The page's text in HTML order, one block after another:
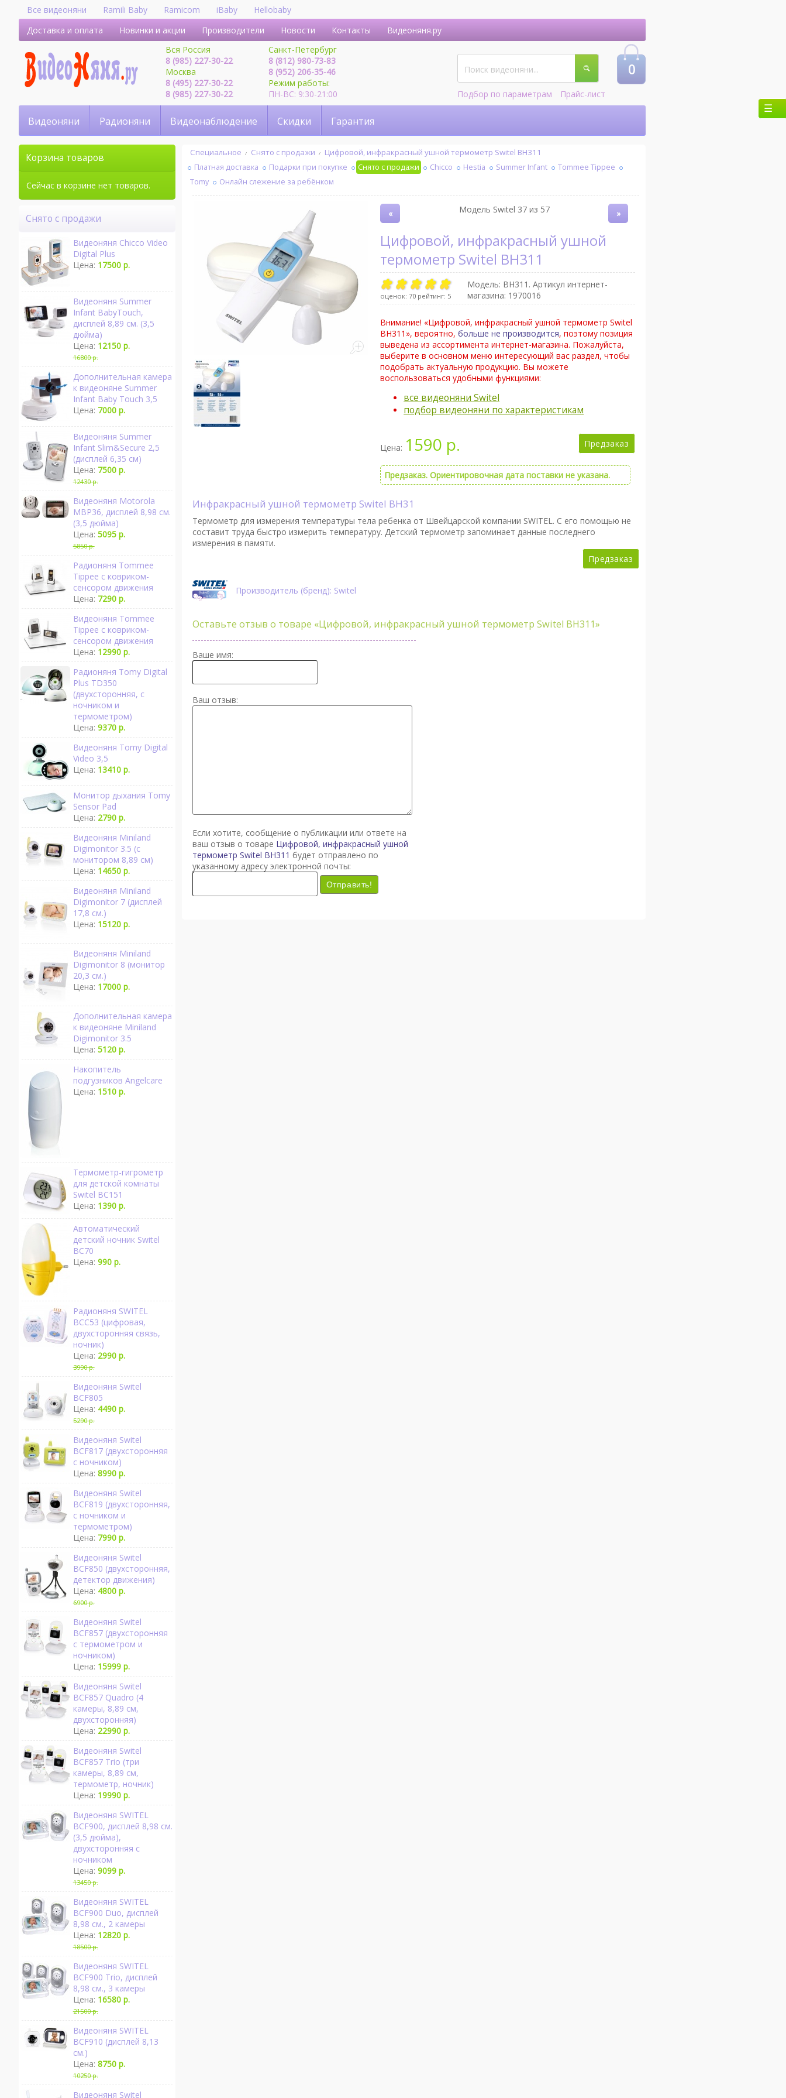
Все видеоняни Ramili Baby Ramicom iBaby
Hellobaby
Доставка и оплата
Новинки и акции Производители Новости Контакты
Видеоняня.ру
Вся Россия
8 (985) 227-30-22
Москва
8 (495) 227-30-22
8 (985) 227-30-22
Санкт-Петербург
8 (812) 980-73-83
8 (952) 206-35-46
Режим работы:
ПН-ВС: 9:30-21:00
Подбор по параметрам Прайс-лист
0
Видеоняни Радионяни Видеонаблюдение Скидки Гарантия
Специальное Снято с продажи Цифровой, инфракрасный ушной термометр Switel BH311
Платная доставка Подарки при покупке Снято с продажи Chicco Hestia Summer Infant
Tommee Tippee
Tomy
Онлайн слежение за ребёнком
« Модель Switel 37 из 57 »
Цифровой, инфракрасный ушной
термометр Switel BH311
оценок:70 рейтинг: 5
Модель: BH311 . Артикул интернет-
магазина: 1970016
Внимание! «Цифровой, инфракрасный ушной термометр Switel
BH311», вероятно,больше не производится, поэтому позиция
выведена из ассортимента интернет-магазина. Пожалуйста,
выберите в основном меню интересующий вас раздел, чтобы
подобрать актуальную продукцию. Вы можете
воспользоваться удобными функциями:
все видеоняни Switel
подбор видеоняни по характеристикам
Цена: 1590 р. Предзаказ
Предзаказ. Ориентировочная дата поставки не указана.
Инфракрасный ушной термометр Switel BH31
Термометр для измерения температуры тела ребенка от Швейцарской компании SWITEL. С его помощью не
составит труда быстро измерить температуру. Детский термометр запоминает данные последнего
измерения в памяти.
Предзаказ
Производитель (бренд): Switel
Оставьте отзыв о товаре «Цифровой, инфракрасный ушной термометр Switel BH311»
Ваше имя:
Ваш отзыв:
Если хотите, сообщение о публикации или ответе на
ваш отзыв о товаре Цифровой, инфракрасный ушной
термометр Switel BH311 будет отправлено по
указанному адресу электронной почты:
Отправить!
Корзина товаров
Сейчас в корзине нет товаров.
Снято с продажи
Видеоняня Chicco Video
Digital Plus
Цена: 17500 р.
Видеоняня Summer
Infant BabyTouch,
дисплей 8,89 см. (3,5
дюйма)
Цена: 12150 р.
16800 р.
Дополнительная камера
к видеоняне Summer
Infant Baby Touch 3,5
Цена: 7000 р.
Видеоняня Summer
Infant Slim&Secure 2,5
(дисплей 6,35 см)
Цена: 7500 р.
12430 р.
Видеоняня Motorola
MBP36, дисплей 8,98 см.
(3,5 дюйма)
Цена: 5095 р.
5850 р.
Радионяня Tommee
Tippee с ковриком-
сенсором движения
Цена: 7290 р.
Видеоняня Tommee
Tippee с ковриком-
сенсором движения
Цена: 12990 р.
Радионяня Tomy Digital
Plus TD350
(двухсторонняя, с
ночником и
термометром)
Цена: 9370 р.
Видеоняня Tomy Digital
Video 3,5
Цена: 13410 р.
Монитор дыхания Tomy
Sensor Pad
Цена: 2790 р.
Видеоняня Miniland
Digimonitor 3.5 (с
монитором 8,89 см)
Цена: 14650 р.
Видеоняня Miniland
Digimonitor 7 (дисплей
17,8 см.)
Цена: 15120 р.
Видеоняня Miniland
Digimonitor 8 (монитор
20,3 см.)
Цена: 17000 р.
Дополнительная камера
к видеоняне Miniland
Digimonitor 3.5
Цена: 5120 р.
Накопитель
подгузников Angelcare
Цена: 1510 р.
Термометр-гигрометр
для детской комнаты
Switel BC151
Цена: 1390 р.
Автоматический
детский ночник Switel
BC70
Цена: 990 р.
Радионяня SWITEL
BCC53 (цифровая,
двухсторонняя связь,
ночник)
Цена: 2990 р.
3990 р.
Видеоняня Switel
BCF805
Цена: 4490 р.
5290 р.
Видеоняня Switel
BCF817 (двухсторонняя
с ночником)
Цена: 8990 р.
Видеоняня Switel
BCF819 (двухсторонняя,
с ночником и
термометром)
Цена: 7990 р.
Видеоняня Switel
BCF850 (двухсторонняя,
детектор движения)
Цена: 4800 р.
6900 р.
Видеоняня Switel
BCF857 (двухсторонняя
с термометром и
ночником)
Цена: 15999 р.
Видеоняня Switel
BCF857 Quadro (4
камеры, 8,89 см,
двухсторонняя)
Цена: 22990 р.
Видеоняня Switel
BCF857 Trio (три
камеры, 8,89 см,
термометр, ночник)
Цена: 19990 р.
Видеоняня SWITEL
BCF900, дисплей 8,98 см.
(3,5 дюйма),
двухсторонняя с
ночником
Цена: 9099 р.
13450 р.
Видеоняня SWITEL
BCF900 Duo, дисплей
8,98 см., 2 камеры
Цена: 12820 р.
18500 р.
Видеоняня SWITEL
BCF900 Trio, дисплей
8,98 см., 3 камеры
Цена: 16580 р.
21500 р.
Видеоняня SWITEL
BCF910 (дисплей 8,13
см.)
Цена: 8750 р.
10250 р.
Видеоняня Switel